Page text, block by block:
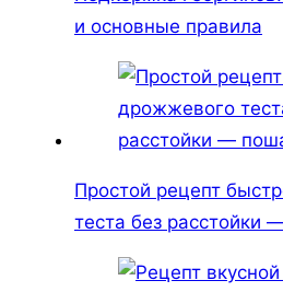
и основные правила
Простой рецепт
теста без расстойки